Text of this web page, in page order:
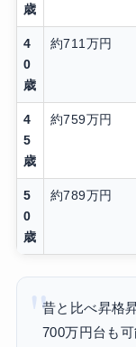
歳
4
0
歳
約711万円
4
5
歳
約759万円
5
0
歳
約789万円
昔と比べ昇格
700万円台も